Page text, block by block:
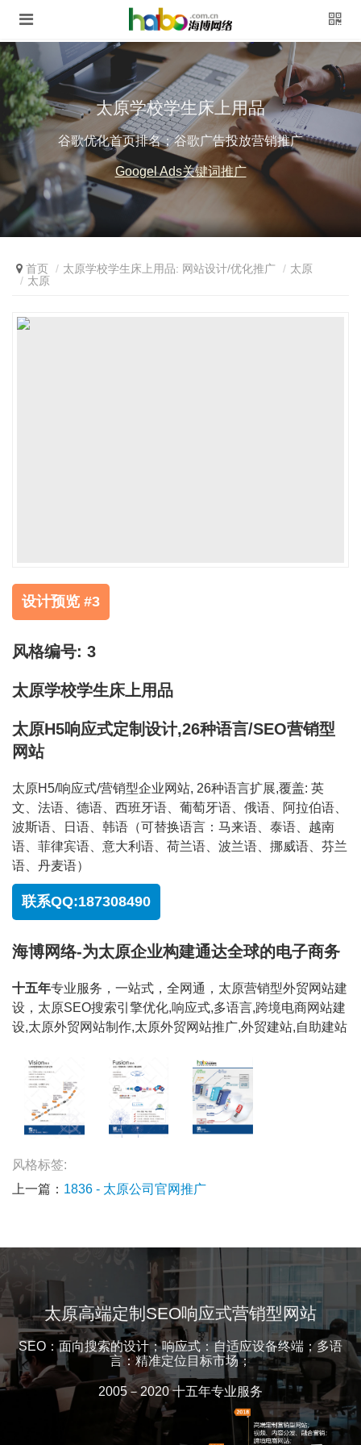
太原学校学生床上用品
谷歌优化首页排名；谷歌广告投放营销推广
Googel Ads关键词推广
首页 太原学校学生床上用品: 网站设计/优化推广
太原
太原
设计预览 #3
风格编号: 3
太原学校学生床上用品
太原H5响应式定制设计,26种语言/SEO营销型
网站
太原H5/响应式/营销型企业网站, 26种语言扩展,覆盖: 英
文、法语、德语、西班牙语、葡萄牙语、俄语、阿拉伯语、
波斯语、日语、韩语（可替换语言：马来语、泰语、越南
语、菲律宾语、意大利语、荷兰语、波兰语、挪威语、芬兰
语、丹麦语）
联系QQ:187308490
海博网络-为太原企业构建通达全球的电子商务
十五年专业服务，一站式，全网通，太原营销型外贸网站建
设，太原SEO搜索引擎优化,响应式,多语言,跨境电商网站建
设,太原外贸网站制作,太原外贸网站推广,外贸建站,自助建站
风格标签:
上一篇： 1836 - 太原公司官网推广
太原高端定制SEO响应式营销型网站
SEO：面向搜索的设计；响应式：自适应设备终端；多语
言：精准定位目标市场；
2005－2020 十五年专业服务